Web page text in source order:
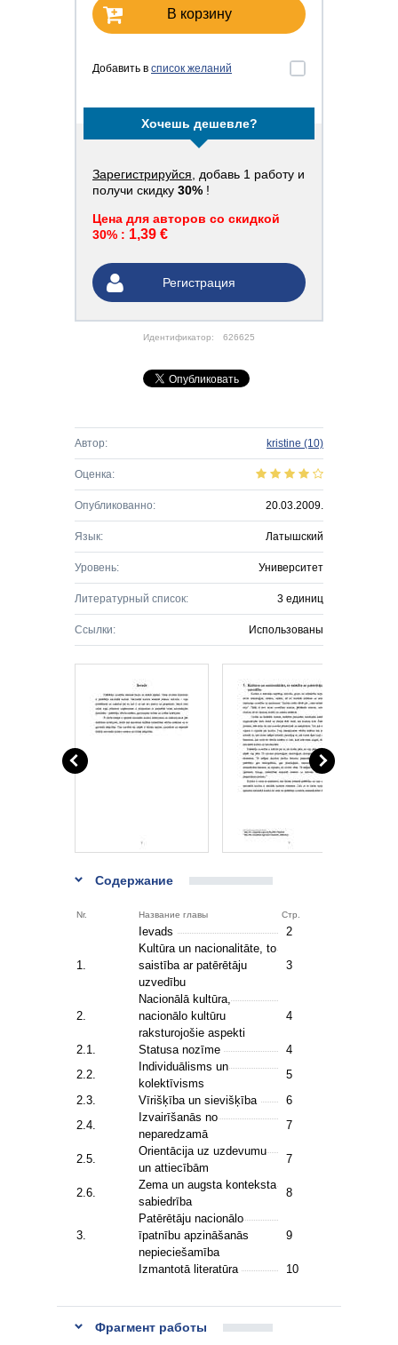
В корзину
Добавить в список желаний
Хочешь дешевле?
Зарегистрируйся , добавь 1 работу и
получи скидку 30% !
Цена для авторов со скидкой
30% : 1,39 €
Регистрация
Идентификатор: 626625
Автор: kristine (10)
Оценка:
Опубликованно: 20.03.2009.
Язык: Латышский
Уровень: Университет
Литературный список: 3 единиц
Ссылки: Использованы
Содержание
Nr. Название главы Стр.
Ievads 2
1.
Kultūra un nacionalitāte, to
saistība ar patērētāju
uzvedību
3
2.
Nacionālā kultūra,
nacionālo kultūru
raksturojošie aspekti
4
2.1. Statusa nozīme
4
2.2.
Individuālisms un
kolektīvisms
5
2.3.
Vīrišķība un sievišķība
6
2.4.
Izvairīšanās no
neparedzamā
7
2.5.
Orientācija uz uzdevumu
un attiecībām
7
2.6.
Zema un augsta konteksta
sabiedrība
8
3.
Patērētāju nacionālo
īpatnību apzināšanās
nepieciešamība
9
Izmantotā literatūra 10
Фрагмент работы